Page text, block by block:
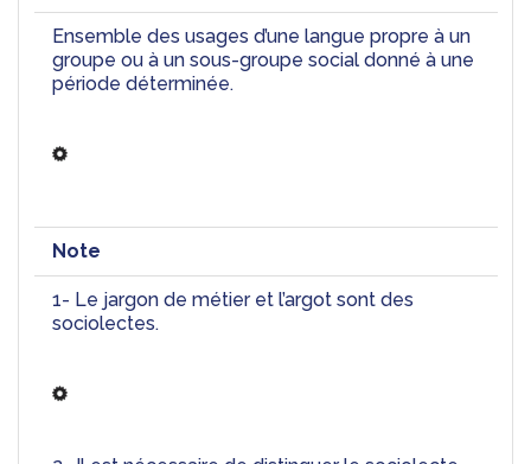
Ensemble des usages d’une langue propre à un
groupe ou à un sous-groupe social donné à une
période déterminée.
Note
1- Le jargon de métier et l’argot sont des
sociolectes.